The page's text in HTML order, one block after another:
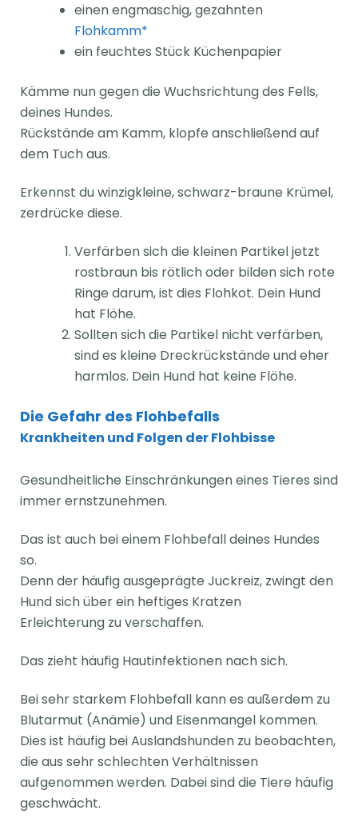
einen engmaschig, gezahnten
Flohkamm*
ein feuchtes Stück Küchenpapier
Kämme nun gegen die Wuchsrichtung des Fells,
deines Hundes.
Rückstände am Kamm, klopfe anschließend auf
dem Tuch aus.
Erkennst du winzigkleine, schwarz-braune Krümel,
zerdrücke diese.
Verfärben sich die kleinen Partikel jetzt
rostbraun bis rötlich oder bilden sich rote
Ringe darum, ist dies Flohkot. Dein Hund
hat Flöhe.
Sollten sich die Partikel nicht verfärben,
sind es kleine Dreckrückstände und eher
harmlos. Dein Hund hat keine Flöhe.
Die Gefahr des Flohbefalls
Krankheiten und Folgen der Flohbisse
Gesundheitliche Einschränkungen eines Tieres sind
immer ernstzunehmen.
Das ist auch bei einem Flohbefall deines Hundes
so.
Denn der häufig ausgeprägte Juckreiz, zwingt den
Hund sich über ein heftiges Kratzen
Erleichterung zu verschaffen.
Das zieht häufig Hautinfektionen nach sich.
Bei sehr starkem Flohbefall kann es außerdem zu
Blutarmut (Anämie) und Eisenmangel kommen.
Dies ist häufig bei Auslandshunden zu beobachten,
die aus sehr schlechten Verhältnissen
aufgenommen werden. Dabei sind die Tiere häufig
geschwächt.